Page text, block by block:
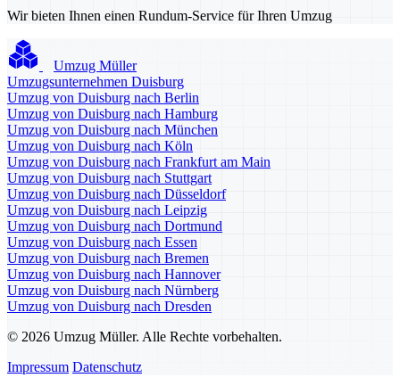
Wir bieten Ihnen einen Rundum-Service für Ihren Umzug
Umzug Müller
Umzugsunternehmen Duisburg
Umzug von Duisburg nach Berlin
Umzug von Duisburg nach Hamburg
Umzug von Duisburg nach München
Umzug von Duisburg nach Köln
Umzug von Duisburg nach Frankfurt am Main
Umzug von Duisburg nach Stuttgart
Umzug von Duisburg nach Düsseldorf
Umzug von Duisburg nach Leipzig
Umzug von Duisburg nach Dortmund
Umzug von Duisburg nach Essen
Umzug von Duisburg nach Bremen
Umzug von Duisburg nach Hannover
Umzug von Duisburg nach Nürnberg
Umzug von Duisburg nach Dresden
© 2026 Umzug Müller. Alle Rechte vorbehalten.
Impressum Datenschutz